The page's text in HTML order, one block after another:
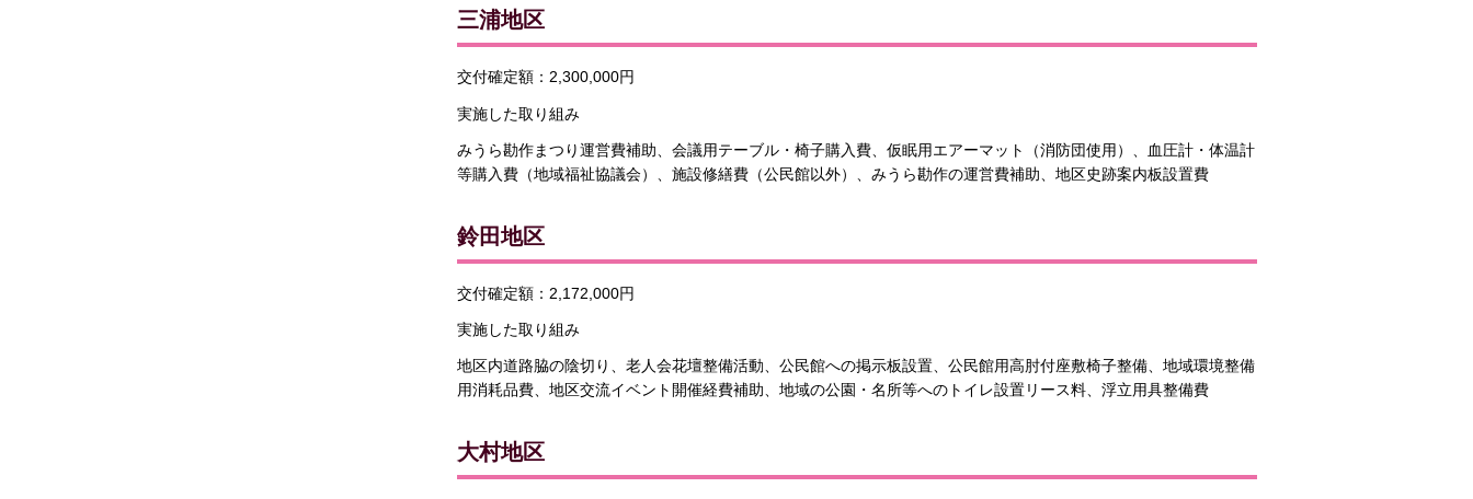
三浦地区
交付確定額：2,300,000円
実施した取り組み
みうら勘作まつり運営費補助、会議用テーブル・椅子購入費、仮眠用エアーマット（消防団使用）、血圧計・体温計
等購入費（地域福祉協議会）、施設修繕費（公民館以外）、みうら勘作の運営費補助、地区史跡案内板設置費
鈴田地区
交付確定額：2,172,000円
実施した取り組み
地区内道路脇の陰切り、老人会花壇整備活動、公民館への掲示板設置、公民館用高肘付座敷椅子整備、地域環境整備
用消耗品費、地区交流イベント開催経費補助、地域の公園・名所等へのトイレ設置リース料、浮立用具整備費
大村地区